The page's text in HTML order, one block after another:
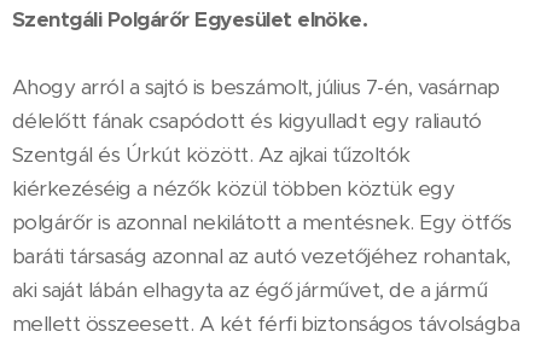
Szentgáli Polgárőr Egyesület elnöke.
Ahogy arról a sajtó is beszámolt, július 7-én, vasárnap
délelőtt fának csapódott és kigyulladt egy raliautó
Szentgál és Úrkút között. Az ajkai tűzoltók
kiérkezéséig a nézők közül többen köztük egy
polgárőr is azonnal nekilátott a mentésnek. Egy ötfős
baráti társaság azonnal az autó vezetőjéhez rohantak,
aki saját lábán elhagyta az égő járművet, de a jármű
mellett összeesett. A két férfi biztonságos távolságba